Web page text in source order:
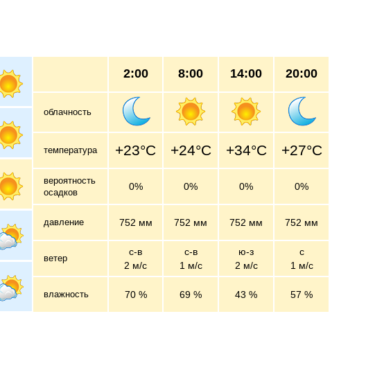
2:00 8:00 14:00 20:00
облачность
температура +23°C +24°C +34°C +27°C
вероятность
осадков
0% 0% 0% 0%
давление 752 мм 752 мм 752 мм 752 мм
ветер
с-в
2 м/c
с-в
1 м/c
ю-з
2 м/c
с
1 м/c
влажность 70 % 69 % 43 % 57 %